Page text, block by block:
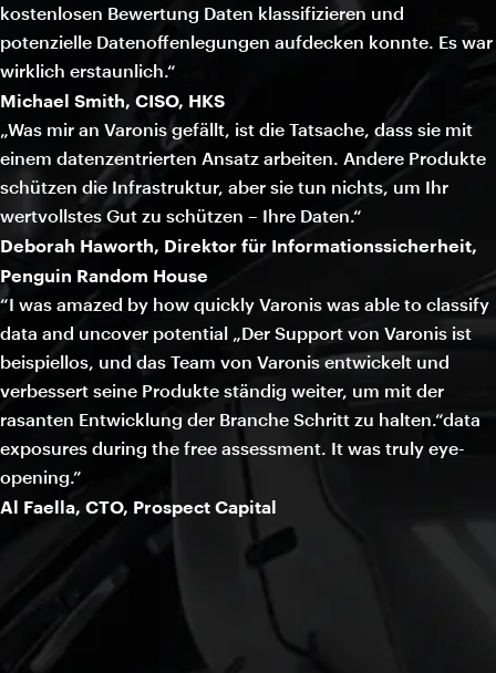
kostenlosen Bewertung Daten klassifizieren und
potenzielle Datenoffenlegungen aufdecken konnte. Es war
wirklich erstaunlich.“
Michael Smith, CISO, HKS
„Was mir an Varonis gefällt, ist die Tatsache, dass sie mit
einem datenzentrierten Ansatz arbeiten. Andere Produkte
schützen die Infrastruktur, aber sie tun nichts, um Ihr
wertvollstes Gut zu schützen – Ihre Daten.“
Deborah Haworth, Direktor für Informationssicherheit,
Penguin Random House
“I was amazed by how quickly Varonis was able to classify
data and uncover potential „Der Support von Varonis ist
beispiellos, und das Team von Varonis entwickelt und
verbessert seine Produkte ständig weiter, um mit der
rasanten Entwicklung der Branche Schritt zu halten.“data
exposures during the free assessment. It was truly eye-
opening.”
Al Faella, CTO, Prospect Capital